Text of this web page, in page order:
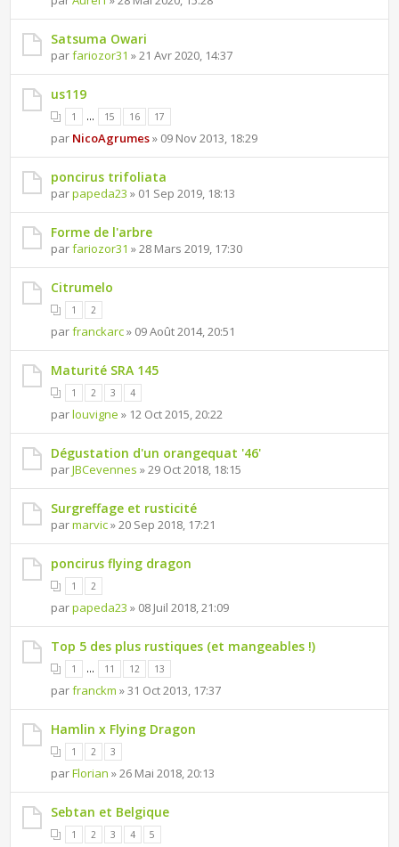
Satsuma Owari
parfariozor31 » 21 Avr 2020, 14:37
us119
1 ... 15 16 17
par NicoAgrumes» 09 Nov 2013, 18:29
poncirus trifoliata
parpapeda23 » 01 Sep 2019, 18:13
Forme de l'arbre
parfariozor31 » 28 Mars 2019, 17:30
Citrumelo
1 2
parfranckarc» 09 Août 2014, 20:51
Maturité SRA 145
1 2 3 4
parlouvigne » 12 Oct 2015, 20:22
Dégustation d'un orangequat '46'
parJBCevennes » 29 Oct 2018, 18:15
Surgreffage et rusticité
parmarvic» 20 Sep 2018, 17:21
poncirus flying dragon
1 2
parpapeda23 » 08 Juil 2018, 21:09
Top 5 des plus rustiques (et mangeables !)
1 ... 11 12 13
parfranckm » 31 Oct 2013, 17:37
Hamlin x Flying Dragon
1 2 3
parFlorian » 26 Mai 2018, 20:13
Sebtan et Belgique
1 2 3 4 5